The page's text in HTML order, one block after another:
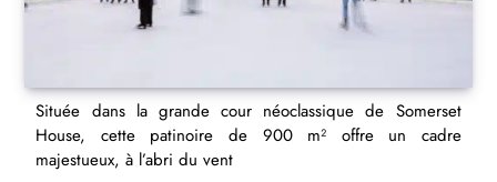
Située dans la grande cour néoclassique de Somerset
House, cette patinoire de 900 m² offre un cadre
majestueux, à l’abri du vent